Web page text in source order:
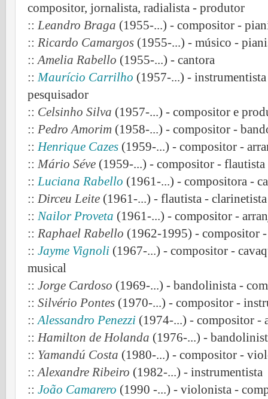
compositor, jornalista, radialista - produtor
:: Leandro Braga (1955-...) - compositor -
:: Ricardo Camargos (1955-...) - músico -
:: Amelia Rabello (1955-...) - cantora
::Maurício Carrilho (1957-...) -
pesquisador
:: Celsinho Silva (1957-...) - compositor e
:: Pedro Amorim (1958-...) - compositor -
::Henrique Cazes (1959-...) - compositor -
:: Mário Séve (1959-...) - compositor -
::Luciana Rabello (1961-...) - compositora -
:: Dirceu Leite (1961-...) - flautista -
:: Nailor Proveta (1961-...) - compositor -
:: Raphael Rabello (1962-1995) - compositor
:: Jayme Vignoli (1967-...) - compositor -
musical
:: Jorge Cardoso (1969-...) - bandolinista -
:: Silvério Pontes (1970-...) - compositor -
::Alessandro Penezzi (1974-...) - compositor -
:: Hamilton de Holanda (1976-...) -
:: Yamandú Costa (1980-...) - compositor -
::Alexandre Ribeiro (1982-...) - instrumentista
:: João Camarero (1990 -...) - violonista -